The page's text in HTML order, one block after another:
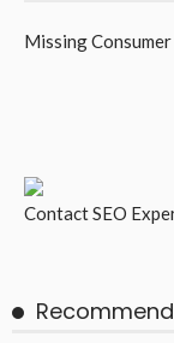
Missing
ContactSEO